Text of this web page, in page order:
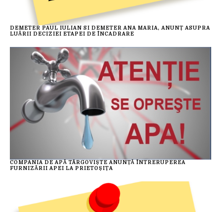
DEMETER PAUL IULIAN SI DEMETER ANA MARIA, ANUNȚ ASUPRA
LUĂRII DECIZIEI ETAPEI DE ÎNCADRARE
COMPANIA DE APĂ TÂRGOVIȘTE ANUNȚĂ ÎNTRERUPEREA
FURNIZĂRII APEI LA PRIETOȘIȚA